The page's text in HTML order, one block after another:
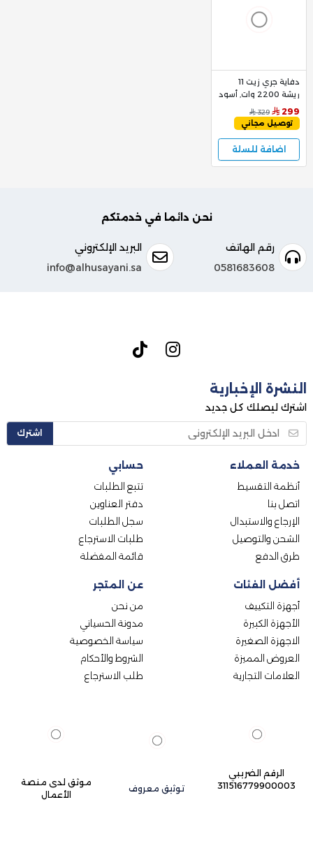
دفاية جري زيت 11
ريشة 2200 وات, أسود
299
329
توصيل مجاني
اضافة للسلة
نحن دائما في خدمتكم
رقم الهاتف
0581683608
البريد الإلكتروني
info@alhusayani.sa
النشرة الإخبارية
اشترك ليصلك كل جديد
اشترك
عن المتجر
من نحن
مدونة الحسياني
سياسة الخصوصية
الشروط والأحكام
طلب الاسترجاع
خدمة العملاء
أنظمة التقسيط
اتصل بنا
الإرجاع والاستبدال
الشحن والتوصيل
طرق الدفع
حسابي
تتبع الطلبات
دفتر العناوين
سجل الطلبات
طلبات الاسترجاع
قائمة المفضلة
أفضل الفئات
أجهزة التكييف
الأجهزة الكبيرة
الاجهزة الصغيرة
العروض المميزة
العلامات التجارية
الرقم الضريبي
311516779900003
توثيق معروف
موثق لدى منصة
الأعمال